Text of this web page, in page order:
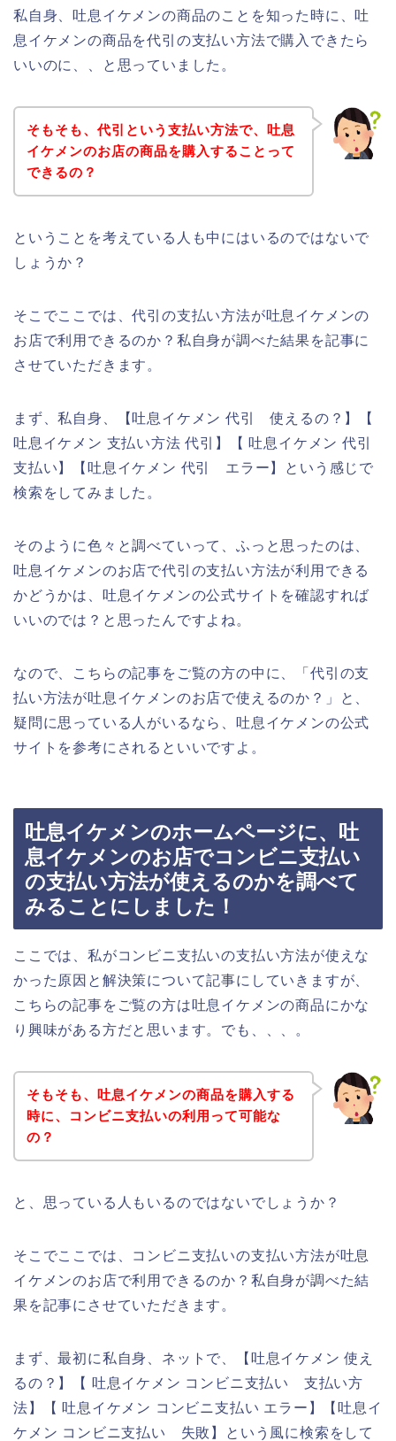
私自身、吐息イケメンの商品のことを知った時に、吐
息イケメンの商品を代引の支払い方法で購入できたら
いいのに、、と思っていました。
そもそも、代引という支払い方法で、吐息
イケメンのお店の商品を購入することって
できるの？
ということを考えている人も中にはいるのではないで
しょうか？
そこでここでは、代引の支払い方法が吐息イケメンの
お店で利用できるのか？私自身が調べた結果を記事に
させていただきます。
まず、私自身、【吐息イケメン 代引 使えるの？】【
吐息イケメン 支払い方法 代引】【 吐息イケメン 代引
支払い】【吐息イケメン 代引 エラー】という感じで
検索をしてみました。
そのように色々と調べていって、ふっと思ったのは、
吐息イケメンのお店で代引の支払い方法が利用できる
かどうかは、吐息イケメンの公式サイトを確認すれば
いいのでは？と思ったんですよね。
なので、こちらの記事をご覧の方の中に、「代引の支
払い方法が吐息イケメンのお店で使えるのか？」と、
疑問に思っている人がいるなら、吐息イケメンの公式
サイトを参考にされるといいですよ。
吐息イケメンのホームページに、吐
息イケメンのお店でコンビニ支払い
の支払い方法が使えるのかを調べて
みることにしました！
ここでは、私がコンビニ支払いの支払い方法が使えな
かった原因と解決策について記事にしていきますが、
こちらの記事をご覧の方は吐息イケメンの商品にかな
り興味がある方だと思います。でも、、、。
そもそも、吐息イケメンの商品を購入する
時に、コンビニ支払いの利用って可能な
の？
と、思っている人もいるのではないでしょうか？
そこでここでは、コンビニ支払いの支払い方法が吐息
イケメンのお店で利用できるのか？私自身が調べた結
果を記事にさせていただきます。
まず、最初に私自身、ネットで、【吐息イケメン 使え
るの？】【 吐息イケメン コンビニ支払い 支払い方
法】【 吐息イケメン コンビニ支払い エラー】【吐息イ
ケメン コンビニ支払い 失敗】という風に検索をして